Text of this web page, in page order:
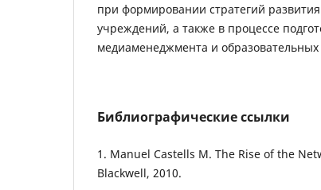
при формировании стратегий
учреждений, а также в процессе
медиаменеджмента и
Библиографические ссылки
1. Manuel Castells M. The Rise of the
Blackwell, 2010.